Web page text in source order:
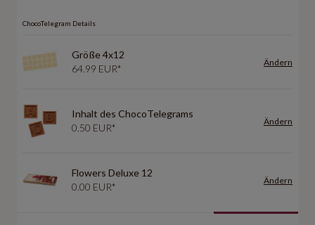
ChocoTelegram Details
Größe 4x12
64.99 EUR*
Ändern
Inhalt des ChocoTelegrams
0.50 EUR*
Ändern
Flowers Deluxe 12
0.00 EUR*
Ändern